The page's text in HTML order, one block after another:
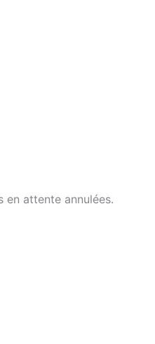
attente annulées.